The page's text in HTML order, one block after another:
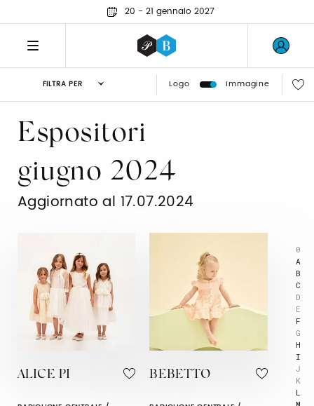
20 - 21 gennaio 2027
FILTRA PER Logo Immagine
0
A
B
C
D
E
F
G
H
I
J
K
L
Espositori
giugno 2024
Aggiornato al 17.07.2024
ALICE PI BEBETTO